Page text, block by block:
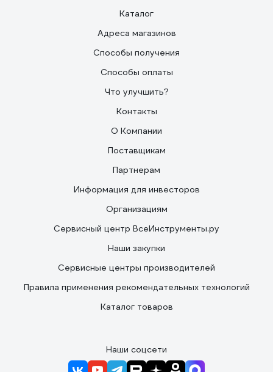
Каталог
Адреса магазинов
Способы получения
Способы оплаты
Что улучшить?
Контакты
О Компании
Поставщикам
Партнерам
Информация для инвесторов
Организациям
Сервисный центр ВсеИнструменты.ру
Наши закупки
Сервисные центры производителей
Правила применения рекомендательных технологий
Каталог товаров
Наши соцсети